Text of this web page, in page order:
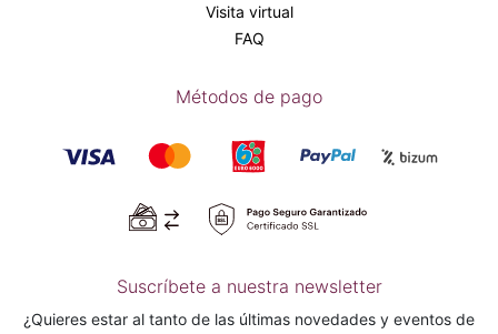
Visita virtual
FAQ
Métodos de pago
Suscríbete a nuestra newsletter
¿Quieres estar al tanto de las últimas novedades y eventos de